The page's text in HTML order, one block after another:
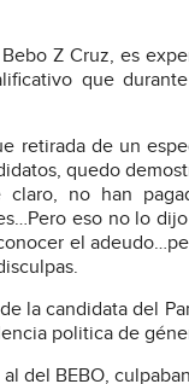
Z Cruz, es
que
retirada de un
quedo
claro, no han
eso no lo
el
la candidata del
politica de
al del BEBO,